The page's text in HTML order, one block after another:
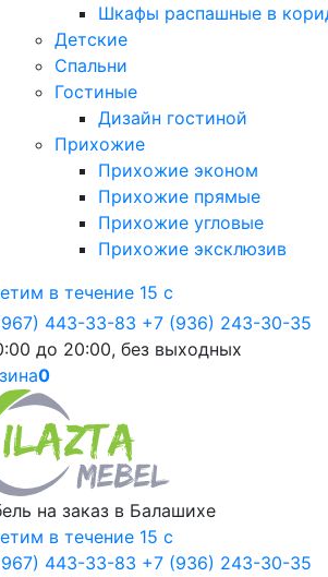
Шкафы распашные в
Детские
Спальни
Гостиные
Дизайн гостиной
Прихожие
Прихожие эконом
Прихожие прямые
Прихожие угловые
Прихожие эксклюзив
в течение 15 с
443-33-83 +7 (936) 243-30-35
до 20:00, без выходных
0
на заказ в Балашихе
в течение 15 с
443-33-83 +7 (936) 243-30-35